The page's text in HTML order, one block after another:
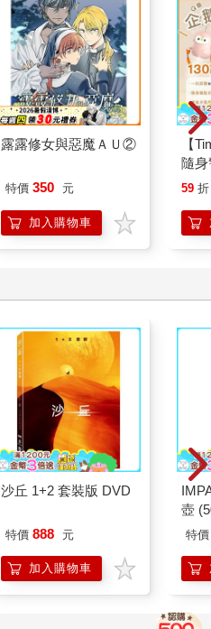
露露修女與惡魔ＡＵ②
特價 350 元
加入購物車
【
隨身
貝
59 折
沙丘 1+2 套裝版 DVD
特價 888 元
加入購物車
壺
特價